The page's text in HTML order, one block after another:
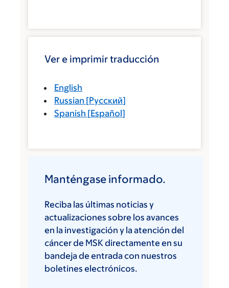
Ver e imprimir traducción
English
Russian [Русский]
Spanish [Español]
Manténgase informado.
Reciba las últimas noticias y
actualizaciones sobre los avances
en la investigación y la atención del
cáncer de MSK directamente en su
bandeja de entrada con nuestros
boletines electrónicos.